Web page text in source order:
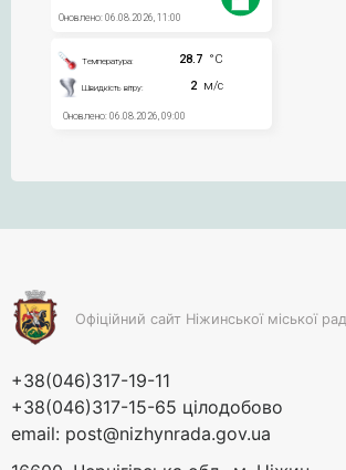
Офіційний сайт Ніжинської міської
+38(046)317-19-11
+38(046)317-15-65 цілодобово
email: post@nizhynrada.gov.ua